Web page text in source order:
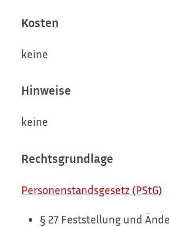
Kosten
keine
Hinweise
keine
Rechtsgrundlage
Personenstandsgesetz (PStG)
§ 27 Feststellung und